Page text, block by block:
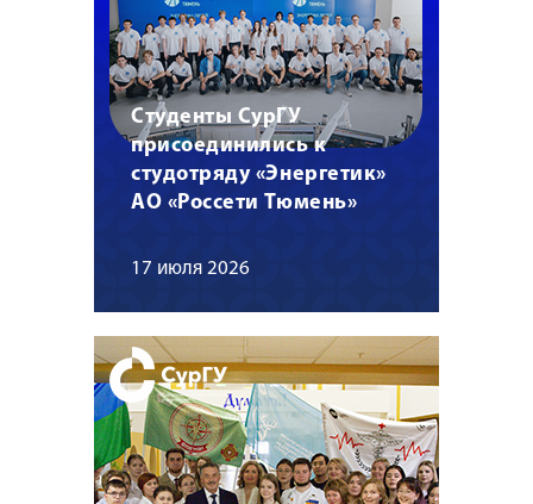
Студенты СурГУ
присоединились к
студотряду «Энергетик»
АО «Россети Тюмень»
17 июля 2026